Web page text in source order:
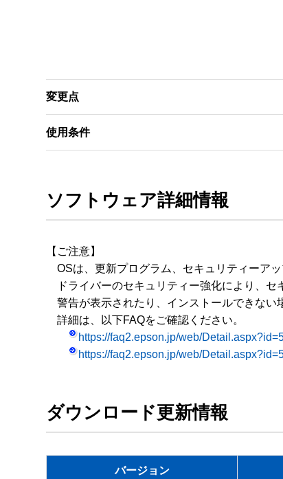
変更点
使用条件
ソフトウェア詳細情報
【ご注意】
OSは、更新プログラム、セキュリティーア
ドライバーのセキュリティー強化により、セ
警告が表示されたり、インストールできない
詳細は、以下FAQをご確認ください。
https://faq2.epson.jp/web/
https://faq2.epson.jp/web/
ダウンロード更新情報
バージョン